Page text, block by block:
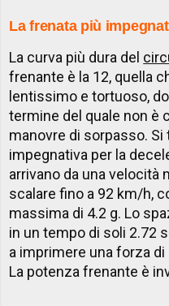
La frenata più
La curva più dura del
frenante è la 12, quella
lentissimo e tortuoso,
termine del quale non è
manovre di sorpasso.
impegnativa per la
arrivano da una velocità
scalare fino a 92 km/h,
massima di 4.2 g. Lo
in un tempo di soli 2.72
a imprimere una forza
La potenza frenante è